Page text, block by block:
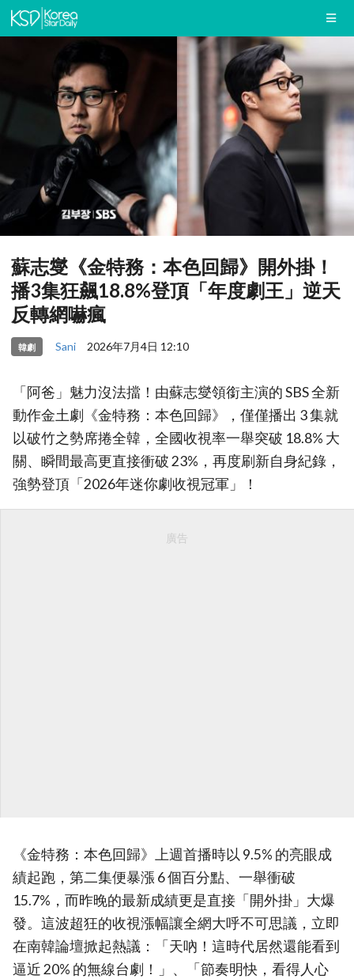
蘇志燮《金特務：本色回歸》開外掛！
播3集狂飆18.8%登頂「年度劇王」逆天
反轉網嚇瘋
韓劇 Sani 2026年7月4日 12:10
「阿爸」魅力沒法擋！由蘇志燮領銜主演的 SBS 全新
動作金土劇《金特務：本色回歸》，僅僅播出 3 集就
以破竹之勢席捲全韓，全國收視率一舉突破 18.8% 大
關、瞬間最高更直接衝破 23%，再度刷新自身紀錄，
強勢登頂「2026年迷你劇收視冠軍」！
廣告
《金特務：本色回歸》上週首播時以 9.5% 的亮眼成
績起跑，第二集便暴漲 6 個百分點、一舉衝破
15.7%，而昨晚的最新成績更是直接「開外掛」大爆
發。這波超狂的收視漲幅讓全網大呼不可思議，立即
在南韓論壇掀起熱議：「天吶！這時代居然還能看到
逼近 20% 的無線台劇！」、「節奏明快，看得人心